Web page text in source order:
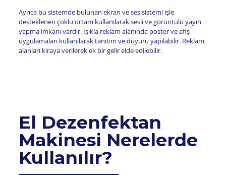
Ayrıca bu sistemde bulunan ekran ve ses sistemi işle
desteklenen çoklu ortam kullanılarak sesli ve görüntülü yayın
yapma imkanı vardır. Işıkla reklam alanında poster ve afiş
uygulamaları kullanılarak tanıtım ve duyuru yapılabilir. Reklam
alanları kiraya verilerek ek bir gelir elde edilebilir.
El Dezenfektan
Makinesi Nerelerde
Kullanılır?